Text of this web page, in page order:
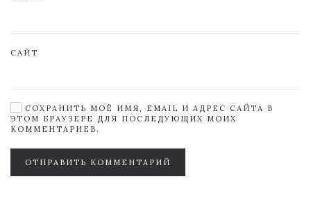
САЙТ
СОХРАНИТЬ МОЁ ИМЯ, EMAIL И АДРЕС САЙТА В
ЭТОМ БРАУЗЕРЕ ДЛЯ ПОСЛЕДУЮЩИХ МОИХ
КОММЕНТАРИЕВ.
ОТПРАВИТЬ КОММЕНТАРИЙ